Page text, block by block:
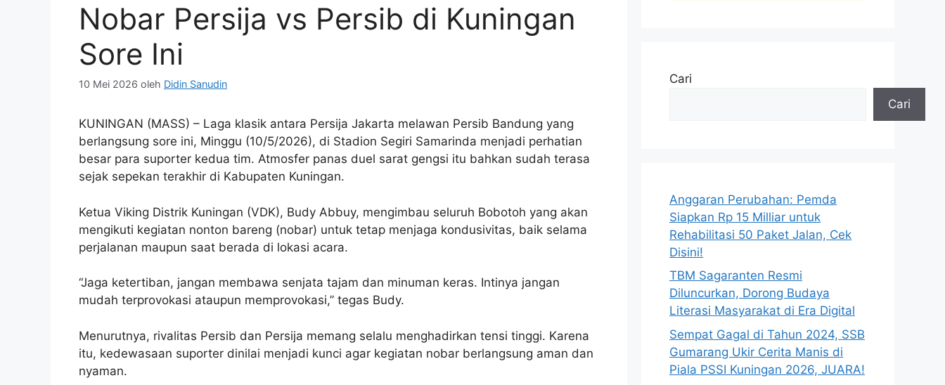
Nobar Persija vs Persib di Kuningan
Sore Ini
10 Mei 2026 oleh Didin Sanudin
KUNINGAN (MASS) – Laga klasik antara Persija Jakarta melawan Persib Bandung yang
berlangsung sore ini, Minggu (10/5/2026), di Stadion Segiri Samarinda menjadi perhatian
besar para suporter kedua tim. Atmosfer panas duel sarat gengsi itu bahkan sudah terasa
sejak sepekan terakhir di Kabupaten Kuningan.
Ketua Viking Distrik Kuningan (VDK), Budy Abbuy, mengimbau seluruh Bobotoh yang akan
mengikuti kegiatan nonton bareng (nobar) untuk tetap menjaga kondusivitas, baik selama
perjalanan maupun saat berada di lokasi acara.
“Jaga ketertiban, jangan membawa senjata tajam dan minuman keras. Intinya jangan
mudah terprovokasi ataupun memprovokasi,” tegas Budy.
Menurutnya, rivalitas Persib dan Persija memang selalu menghadirkan tensi tinggi. Karena
itu, kedewasaan suporter dinilai menjadi kunci agar kegiatan nobar berlangsung aman dan
nyaman.
Cari
Cari
Anggaran Perubahan: Pemda
Siapkan Rp 15 Milliar untuk
Rehabilitasi 50 Paket Jalan, Cek
Disini!
TBM Sagaranten Resmi
Diluncurkan, Dorong Budaya
Literasi Masyarakat di Era Digital
Sempat Gagal di Tahun 2024, SSB
Gumarang Ukir Cerita Manis di
Piala PSSI Kuningan 2026, JUARA!